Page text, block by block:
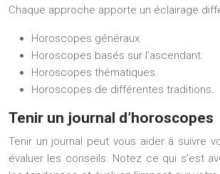
Chaque approche apporte un éclairage
Horoscopes généraux.
Horoscopes basés sur l’ascendant.
Horoscopes thématiques.
Horoscopes de différentes traditions.
Tenir un journal d’horoscopes
Tenir un journal peut vous aider à suivre
évaluer les conseils. Notez ce qui s’est